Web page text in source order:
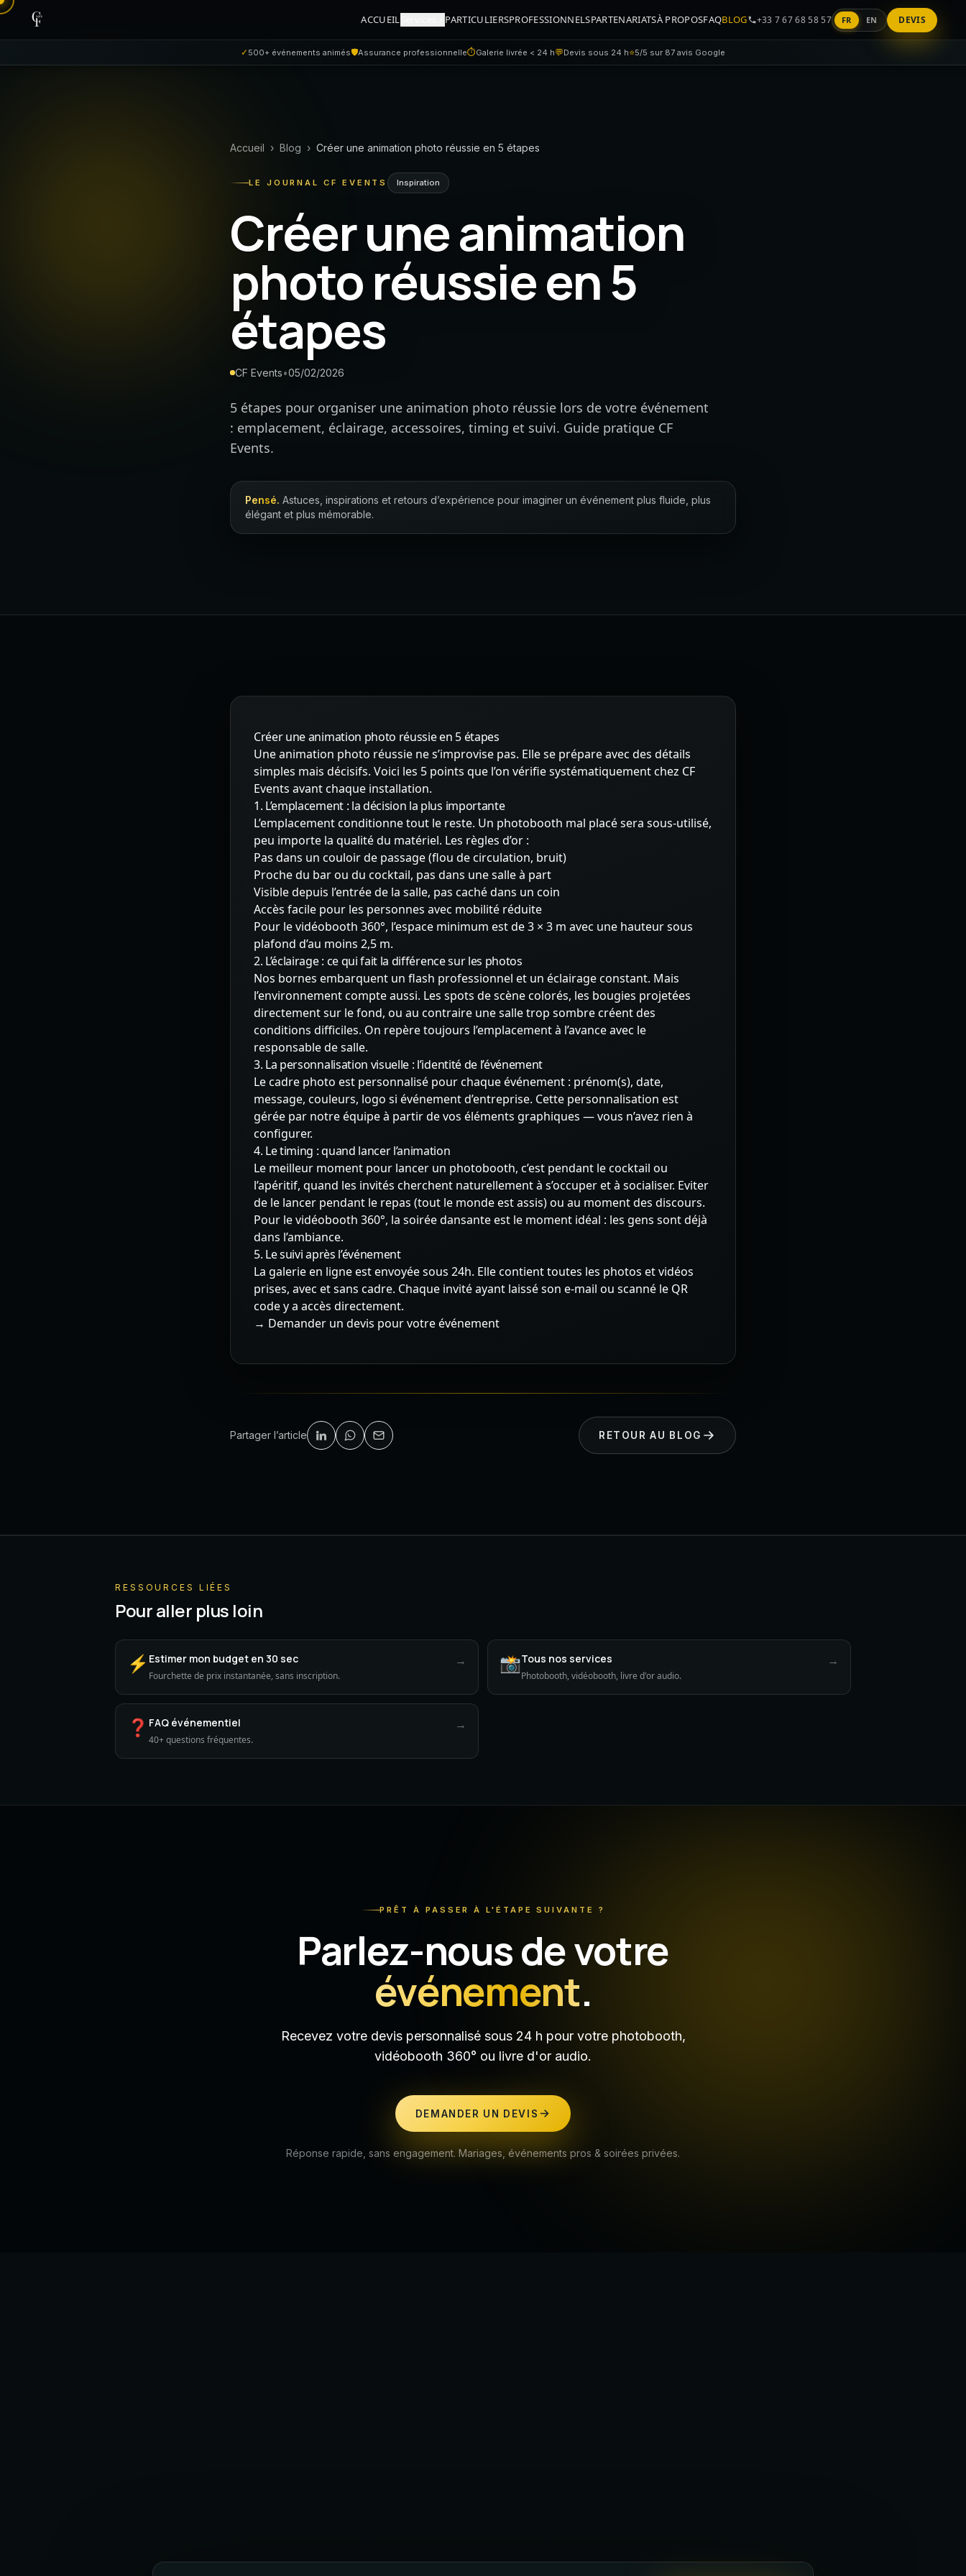
Aller au contenu ACCUEIL PARTICULIERSPROFESSIONNELSPARTENARIATSÀ PROPOSFAQBLOG +33 7 67 68 58 57 FR EN DEVIS
✓ 500+ événements animés🛡️Assurance professionnelle⏱Galerie livrée < 24 h💬Devis sous 24 h⭐5/5 sur 87 avis Google
Accueil › Blog › Créer une animation photo réussie en 5 étapes
LE JOURNAL CF EVENTS Inspiration
Créer une animation
photo réussie en 5
étapes
CF Events•05/02/2026
5 étapes pour organiser une animation photo réussie lors de votre événement
: emplacement, éclairage, accessoires, timing et suivi. Guide pratique CF
Events.
Pensé. Astuces, inspirations et retours d’expérience pour imaginer un événement plus fluide, plus
élégant et plus mémorable.
Créer une animation photo réussie en 5 étapes
Une animation photo réussie ne s’improvise pas. Elle se prépare avec des détails
simples mais décisifs. Voici les 5 points que l’on vérifie systématiquement chez CF
Events avant chaque installation.
1. L’emplacement : la décision la plus importante
L’emplacement conditionne tout le reste. Un photobooth mal placé sera sous-utilisé,
peu importe la qualité du matériel. Les règles d’or :
Pas dans un couloir de passage (flou de circulation, bruit)
Proche du bar ou du cocktail, pas dans une salle à part
Visible depuis l’entrée de la salle, pas caché dans un coin
Accès facile pour les personnes avec mobilité réduite
Pour le vidéobooth 360°, l’espace minimum est de 3 × 3 m avec une hauteur sous
plafond d’au moins 2,5 m.
2. L’éclairage : ce qui fait la différence sur les photos
Nos bornes embarquent un flash professionnel et un éclairage constant. Mais
l’environnement compte aussi. Les spots de scène colorés, les bougies projetées
directement sur le fond, ou au contraire une salle trop sombre créent des
conditions difficiles. On repère toujours l’emplacement à l’avance avec le
responsable de salle.
3. La personnalisation visuelle : l’identité de l’événement
Le cadre photo est personnalisé pour chaque événement : prénom(s), date,
message, couleurs, logo si événement d’entreprise. Cette personnalisation est
gérée par notre équipe à partir de vos éléments graphiques — vous n’avez rien à
configurer.
4. Le timing : quand lancer l’animation
Le meilleur moment pour lancer un photobooth, c’est pendant le cocktail ou
l’apéritif, quand les invités cherchent naturellement à s’occuper et à socialiser. Eviter
de le lancer pendant le repas (tout le monde est assis) ou au moment des discours.
Pour le vidéobooth 360°, la soirée dansante est le moment idéal : les gens sont déjà
dans l’ambiance.
5. Le suivi après l’événement
La galerie en ligne est envoyée sous 24h. Elle contient toutes les photos et vidéos
prises, avec et sans cadre. Chaque invité ayant laissé son e-mail ou scanné le QR
code y a accès directement.
→ Demander un devis pour votre événement
Partager l’article RETOUR AU BLOG
RESSOURCES LIÉES
Pour aller plus loin
⚡ Estimer mon budget en 30 sec
Fourchette de prix instantanée, sans inscription.
→ 📸Tous nos services
Photobooth, vidéobooth, livre d'or audio.
→
❓ FAQ événementiel
40+ questions fréquentes.
→
PRÊT À PASSER À L'ÉTAPE SUIVANTE ?
Parlez-nous de votre
événement.
Recevez votre devis personnalisé sous 24 h pour votre photobooth,
vidéobooth 360° ou livre d'or audio.
DEMANDER UN DEVIS
Réponse rapide, sans engagement. Mariages, événements pros & soirées privées.